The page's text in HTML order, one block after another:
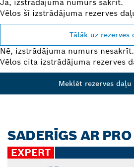
Jā, izstrādājuma numurs sakrīt.
Vēlos šī izstrādājuma rezerves
Tālāk uz rezerves
Nē, izstrādājuma numurs nesakrīt.
Vēlos cita izstrādājuma rezerves
Meklēt rezerves daļu
SADERĪGS AR
EXPERT